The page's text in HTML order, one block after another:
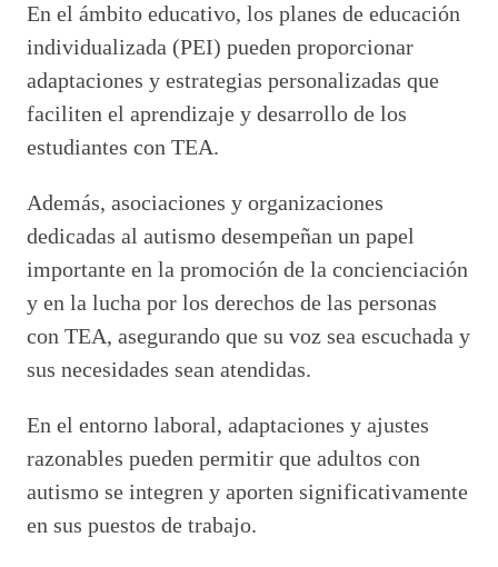
En el ámbito educativo, los planes de educación
individualizada (PEI) pueden proporcionar
adaptaciones y estrategias personalizadas que
faciliten el aprendizaje y desarrollo de los
estudiantes con TEA.
Además, asociaciones y organizaciones
dedicadas al autismo desempeñan un papel
importante en la promoción de la concienciación
y en la lucha por los derechos de las personas
con TEA, asegurando que su voz sea escuchada y
sus necesidades sean atendidas.
En el entorno laboral, adaptaciones y ajustes
razonables pueden permitir que adultos con
autismo se integren y aporten significativamente
en sus puestos de trabajo.